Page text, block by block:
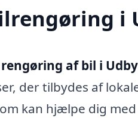
i
rengøring af bil i Udby
der tilbydes af
kan hjælpe dig